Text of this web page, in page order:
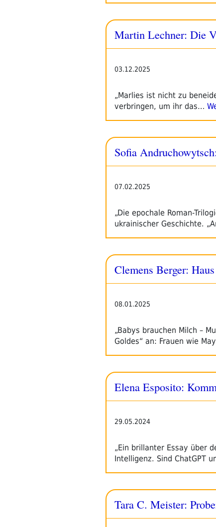
Martin Lechner: Die
03.12.2025
„Marlies ist nicht zu
verbringen, um ihr das…
Sofia
07.02.2025
„Die epochale Roman-
ukrainischer Geschichte.
Clemens Berger:
08.01.2025
„Babys brauchen Milch –
Goldes“ an: Frauen wie
Elena Esposito:
29.05.2024
„Ein brillanter Essay über
Intelligenz. Sind ChatGPT
Tara C. Meister: